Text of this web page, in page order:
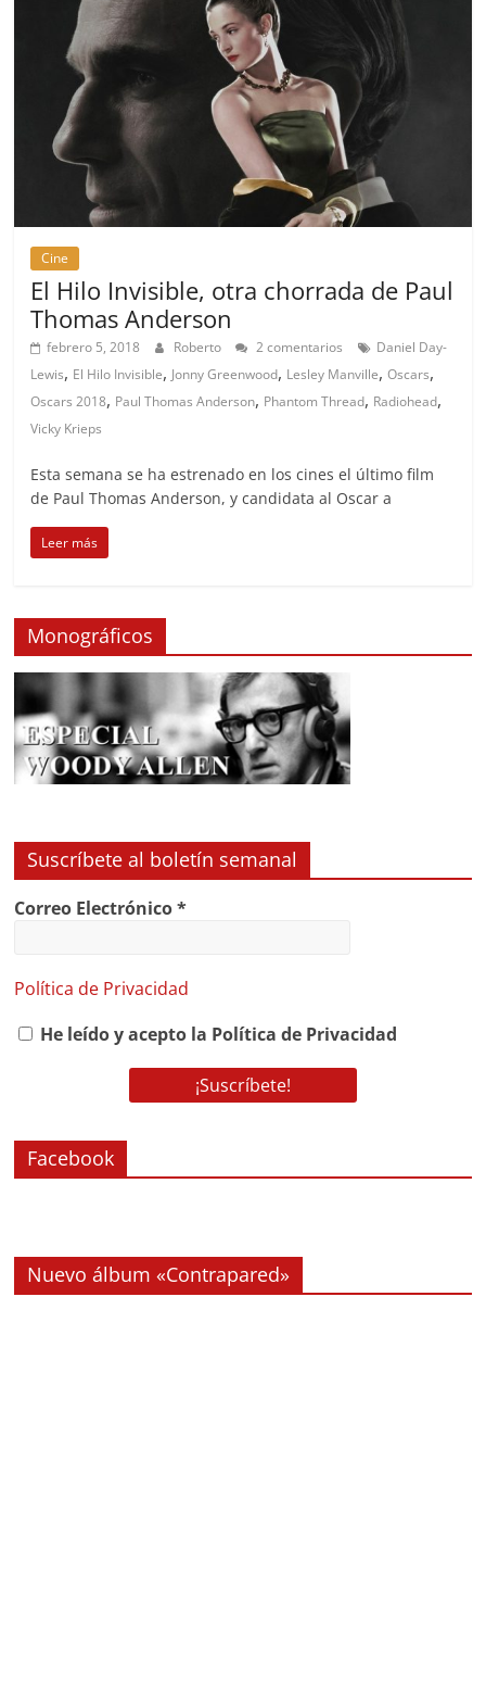
Cine
El Hilo Invisible, otra chorrada de Paul
Thomas Anderson
febrero 5, 2018 Roberto 2 comentarios
Daniel Day-
Lewis, El Hilo Invisible, Jonny Greenwood, Lesley Manville,Oscars,
Oscars 2018, Paul Thomas Anderson, Phantom Thread, Radiohead,
Vicky Krieps
Esta semana se ha estrenado en los cines el último film
de Paul Thomas Anderson, y candidata al Oscar a
Leer más
Monográficos
Suscríbete al boletín semanal
Correo Electrónico*
Política de Privacidad
He leído y acepto la Política de Privacidad
Facebook
Nuevo álbum «Contrapared»